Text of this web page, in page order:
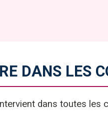
DANS LES
dans toutes les